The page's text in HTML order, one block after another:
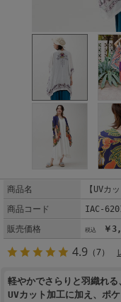
商品名
【UVカ
商品コード
IAC-
販売価格
￥
4.9 （7）
軽やかでさらりと羽織れる
UVカット加工に加え、ポ